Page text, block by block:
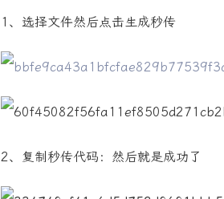
1、选择文件然后点击生成秒传
2、复制秒传代码：然后就是成功了